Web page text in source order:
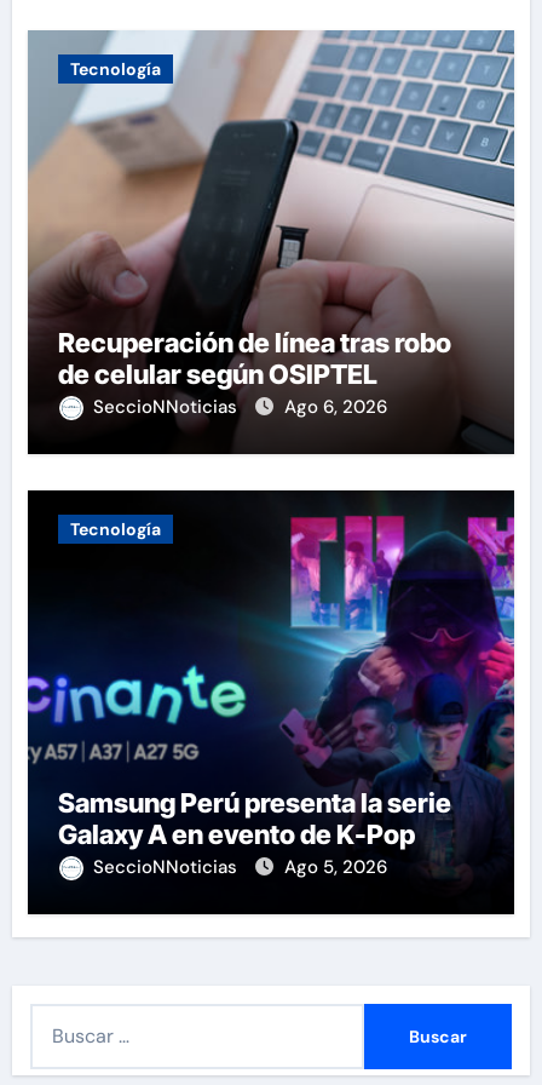
Tecnología
Recuperación de línea tras robo
de celular según OSIPTEL
SeccioNNoticias Ago 6, 2026
Tecnología
Samsung Perú presenta la serie
Galaxy A en evento de K-Pop
SeccioNNoticias Ago 5, 2026